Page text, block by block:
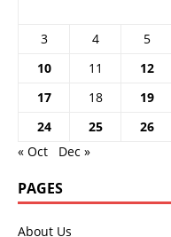
3
4 5
10
11 12
17
18 19
24
25 26
« Oct
Dec »
PAGES
About Us